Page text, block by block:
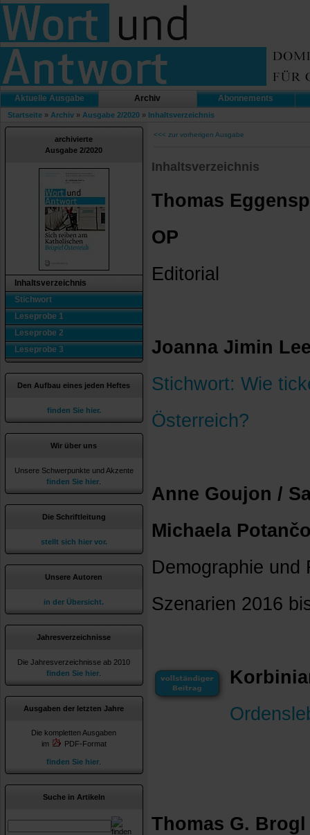
Aktuelle Ausgabe Archiv Abonnements
Startseite » Archiv » Ausgabe 2/2020 » Inhaltsverzeichnis
archivierte
Ausgabe 2/2020
Inhaltsverzeichnis
Stichwort
Leseprobe 1
Leseprobe 2
Leseprobe 3
Den Aufbau eines jeden Heftes
finden Sie hier.
Wir über uns
Unsere Schwerpunkte und Akzente
finden Sie hier
Die Schriftleitung
stellt sich hier vor.
Unsere Autoren
in der Übersicht.
Jahresverzeichnisse
Die Jahresverzeichnisse ab 2010
finden Sie hier
Ausgaben der letzten Jahre
Die kompletten Ausgaben
im
PDF-Format
finden Sie hier
Suche in Artikeln
<<< zur vorherigen Ausgabe
Inhaltsverzeichnis
Thomas
OP
Editorial
Joanna Jimin
Stichwort: Wie
Österreich?
Anne Goujon /
Michaela
Demographie und
Szenarien 2016
Thomas G. Brogl